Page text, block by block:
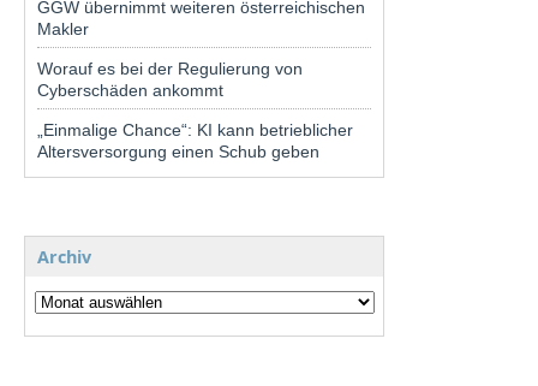
GGW übernimmt weiteren österreichischen
Makler
Worauf es bei der Regulierung von
Cyberschäden ankommt
„Einmalige Chance“: KI kann betrieblicher
Altersversorgung einen Schub geben
Archiv